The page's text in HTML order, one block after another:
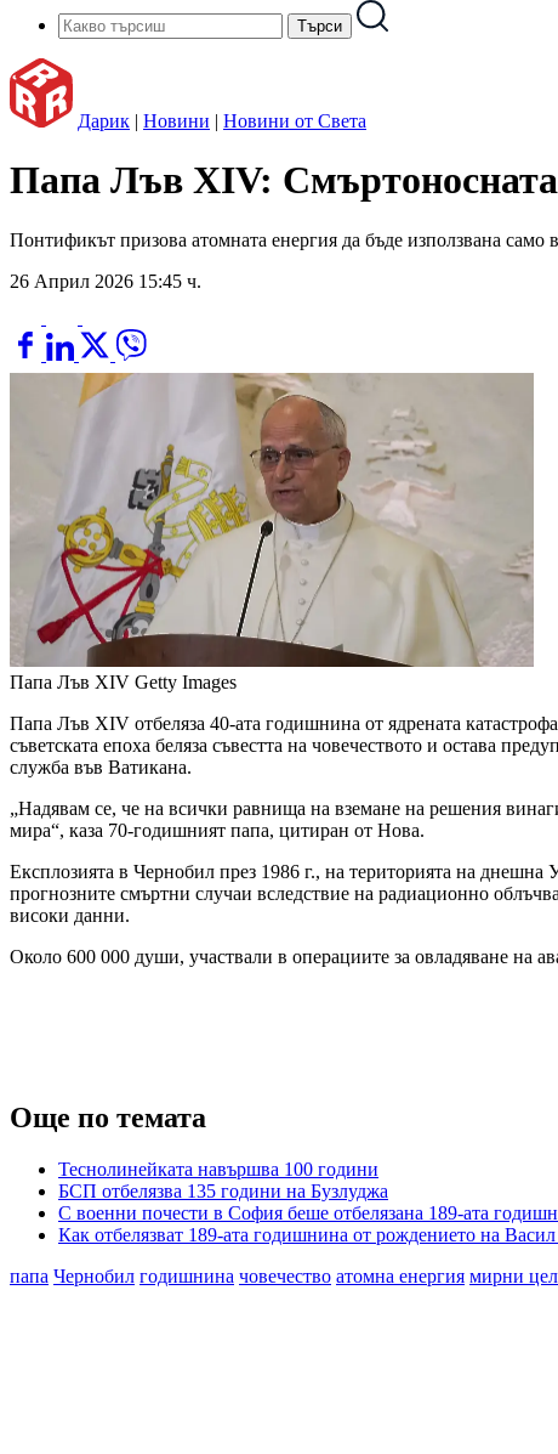
Дарик | Новини | Новини от Света
Папа Лъв XIV: Смъртоносната
Понтификът призова атомната енергия да бъде използвана
26 Април 2026 15:45 ч.
Папа Лъв XIV Getty Images
Папа Лъв XIV отбеляза 40-ата годишнина от ядрената
съветската епоха беляза съвестта на човечеството и остава
служба във Ватикана.
„Надявам се, че на всички равнища на вземане на решения
мира“, каза 70-годишният папа, цитиран от Нова.
Експлозията в Чернобил през 1986 г., на територията на
прогнозните смъртни случаи вследствие на радиационно
високи данни.
Около 600 000 души, участвали в операциите за овладяване на
Още по темата
Теснолинейката навършва 100 години
БСП отбелязва 135 години на Бузлуджа
С военни почести в София беше отбелязана 189-ата
Как отбелязват 189-ата годишнина от рождението на
папа Чернобил годишнина човечество атомна енергия мирни